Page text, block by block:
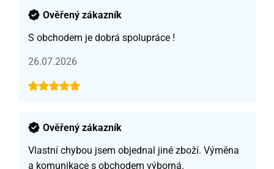
Ověřený zákazník
S obchodem je dobrá spolupráce !
26.07.2026
Ověřený zákazník
Vlastní chybou jsem objednal jiné zboží. Výměna
a komunikace s obchodem výborná.